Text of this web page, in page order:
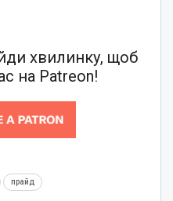
хвилинку, щоб
на Patreon!
прайд